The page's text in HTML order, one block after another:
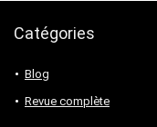
Catégories
Blog
Revue complète